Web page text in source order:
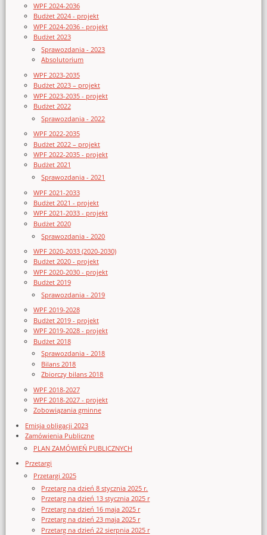
WPF 2024-2036
Budżet 2024 - projekt
WPF 2024-2036 - projekt
Budżet 2023
Sprawozdania - 2023
Absolutorium
WPF 2023-2035
Budżet 2023 – projekt
WPF 2023-2035 - projekt
Budżet 2022
Sprawozdania - 2022
WPF 2022-2035
Budżet 2022 – projekt
WPF 2022-2035 - projekt
Budżet 2021
Sprawozdania - 2021
WPF 2021-2033
Budżet 2021 - projekt
WPF 2021-2033 - projekt
Budżet 2020
Sprawozdania - 2020
WPF 2020-2033 (2020-2030)
Budżet 2020 - projekt
WPF 2020-2030 - projekt
Budżet 2019
Sprawozdania - 2019
WPF 2019-2028
Budżet 2019 - projekt
WPF 2019-2028 - projekt
Budżet 2018
Sprawozdania - 2018
Bilans 2018
Zbiorczy bilans 2018
WPF 2018-2027
WPF 2018-2027 - projekt
Zobowiązania gminne
Emisja obligacji 2023
Zamówienia Publiczne
PLAN ZAMÓWIEŃ PUBLICZNYCH
Przetargi
Przetargi 2025
Przetarg na dzień 8 stycznia 2025 r.
Przetarg na dzień 13 stycznia 2025 r
Przetarg na dzień 16 maja 2025 r
Przetarg na dzień 23 maja 2025 r
Przetarg na dzień 22 sierpnia 2025 r